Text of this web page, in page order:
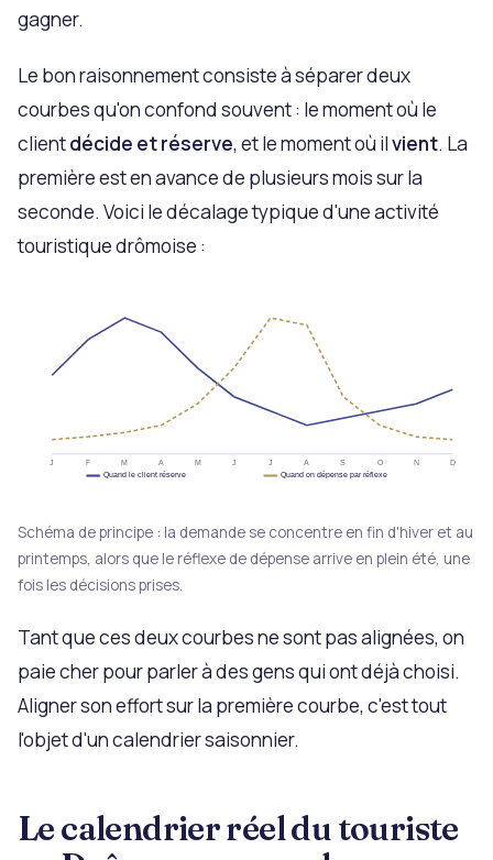
gagner.
Le bon raisonnement consiste à séparer deux
courbes qu'on confond souvent : le moment où le
clientdécide et réserve, et le moment où ilvient. La
première est en avance de plusieurs mois sur la
seconde. Voici le décalage typique d'une activité
touristique drômoise :
J F M A M J J A S O N D
Quand le client réserve Quand on dépense par réflexe
Schéma de principe : la demande se concentre en fin d'hiver et au
printemps, alors que le réflexe de dépense arrive en plein été, une
fois les décisions prises.
Tant que ces deux courbes ne sont pas alignées, on
paie cher pour parler à des gens qui ont déjà choisi.
Aligner son effort sur la première courbe, c'est tout
l'objet d'un calendrier saisonnier.
Le calendrier réel du touriste